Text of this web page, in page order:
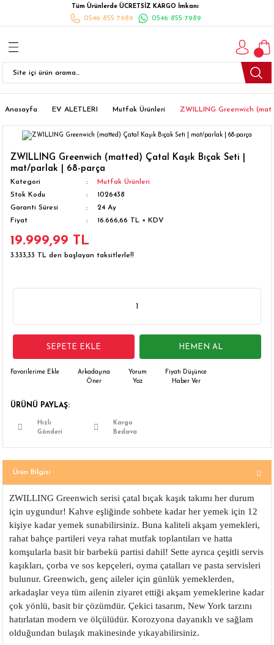
Tüm Ürünlerde ÜCRETSİZ KARGO İmkanı
0546 855 7989 0546 855 7989
Geri Dön
Ankastre Setler
Bulaşık Makinesi
Fırın
Puro Dolapları
Asacakları
Geri Dön
Takımları
Takımı
Takımları
Geri Dön
Takımları
Geri Dön
Geri Dön
Geri Dön
Geri Dön
Anasayfa EV ALETLERI Mutfak Ürünleri ZWILLING Greenwich
ZWILLING Greenwich (matted) Çatal Kaşık Bıçak Seti |
mat/parlak | 68-parça
Kategori
Mutfak Ürünleri
Stok Kodu
1026438
Garanti Süresi
24 Ay
Fiyat
16.666,66 TL + KDV
19.999,99 TL
3.333,33 TL den başlayan taksitlerle!!
SEPETE EKLE HEMEN AL
Arkadaşına
Öner
Yorum
Yaz
Fiyatı Düşünce
Haber Ver
ÜRÜNÜ PAYLAŞ:
Hızlı
Gönderi
Kargo
Bedava
Ürün Bilgisi
ZWILLING Greenwich serisi çatal bıçak kaşık takımı her durum
için uygundur! Kahve eşliğinde sohbete kadar her yemek için 12
kişiye kadar yemek sunabilirsiniz. Buna kaliteli akşam yemekleri,
rahat bahçe partileri veya rahat mutfak toplantıları ve hatta
komşularla basit bir barbekü partisi dahil! Sette ayrıca çeşitli servis
kaşıkları, çorba ve sos kepçeleri, oyma çatalları ve pasta servisleri
bulunur. Greenwich, genç aileler için günlük yemeklerden,
arkadaşlar veya tüm ailenin ziyaret ettiği akşam yemeklerine kadar
çok yönlü, basit bir çözümdür. Çekici tasarım, New York tarzını
hatırlatan modern ve ölçülüdür. Korozyona dayanıklı ve sağlam
olduğundan bulaşık makinesinde yıkayabilirsiniz.